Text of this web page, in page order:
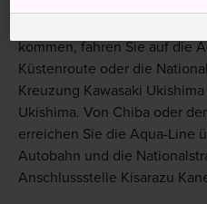
kommen, fahren Sie auf die
Küstenroute oder die
Kreuzung Kawasaki
Ukishima. Von Chiba oder
erreichen Sie die Aqua-Line
Autobahn und die
Anschlussstelle Kisarazu